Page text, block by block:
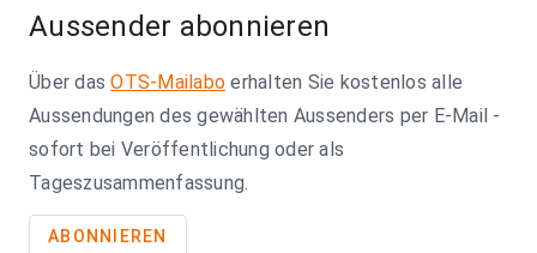
Aussender abonnieren
Über dasOTS-Mailabo erhalten Sie kostenlos alle
Aussendungen des gewählten Aussenders per E-Mail -
sofort bei Veröffentlichung oder als
Tageszusammenfassung.
ABONNIEREN